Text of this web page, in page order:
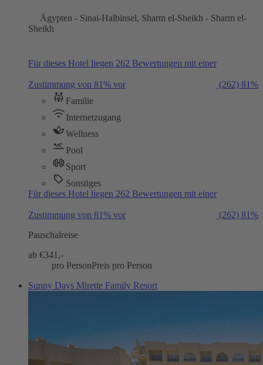
Ägypten - Sinai-Halbinsel, Sharm el-Sheikh - Sharm el-
Sheikh
Für dieses Hotel liegen 262 Bewertungen mit einer
Zustimmung von 81% vor (262) 81%
Familie
Internetzugang
Wellness
Pool
Sport
Sonstiges
Für dieses Hotel liegen 262 Bewertungen mit einer
Zustimmung von 81% vor (262) 81%
Pauschalreise
ab €341,-
pro PersonPreis pro Person
Sunny Days Mirette Family Resort